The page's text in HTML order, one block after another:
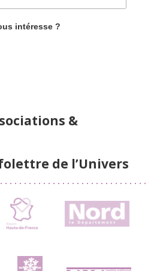
intéresse ?
&
de l’Univers